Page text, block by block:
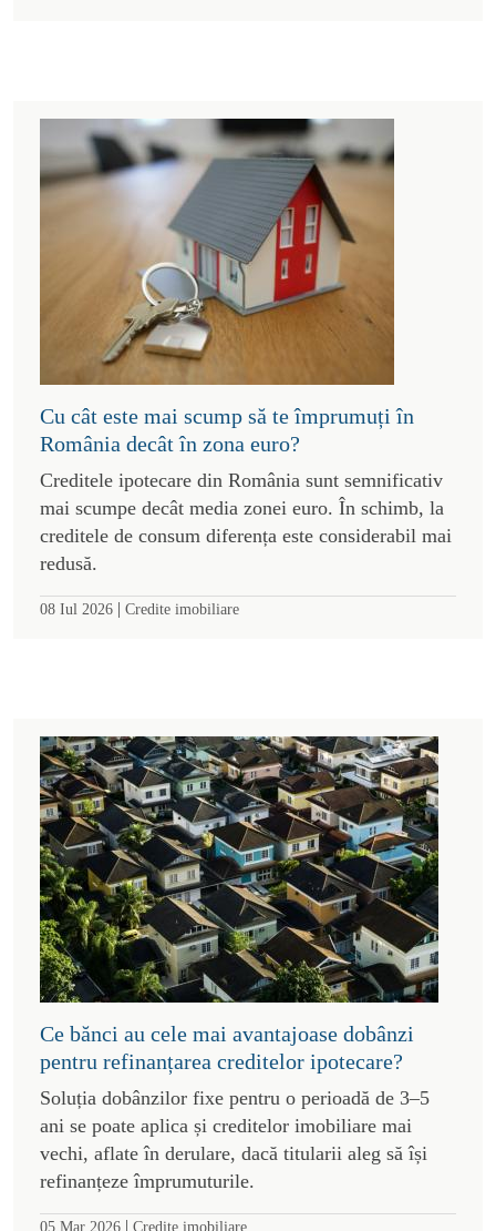
Cu cât este mai scump să te împrumuți în
România decât în zona euro?
Creditele ipotecare din România sunt semnificativ
mai scumpe decât media zonei euro. În schimb, la
creditele de consum diferența este considerabil mai
redusă.
08 Iul 2026 | Credite imobiliare
Ce bănci au cele mai avantajoase dobânzi
pentru refinanțarea creditelor ipotecare?
Soluția dobânzilor fixe pentru o perioadă de 3–5
ani se poate aplica și creditelor imobiliare mai
vechi, aflate în derulare, dacă titularii aleg să își
refinanțeze împrumuturile.
05 Mar 2026 | Credite imobiliare